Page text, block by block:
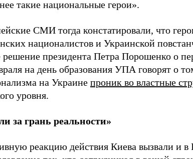
такие национальные герои».
СМИ тогда констатировали, что
националистов и Украинской
решение президента Петра Порошенко о
на день образования УПА говорят о
на Украине проник во властные
уровня.
за грань реальности»
реакцию действия Киева вызвали и